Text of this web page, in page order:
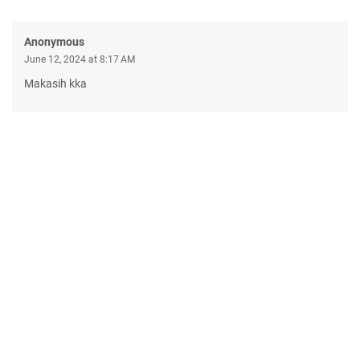
Anonymous
June 12, 2024 at 8:17 AM
Makasih kka